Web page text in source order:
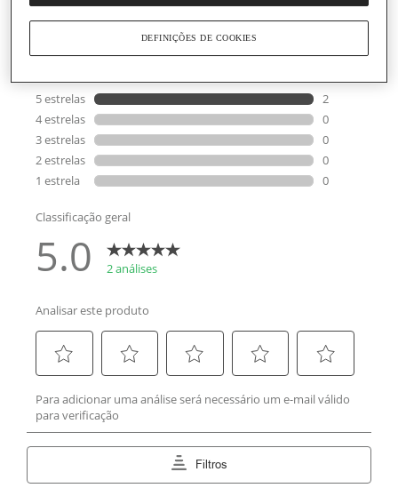
médio
de
Read
Reviews.
Link
mesma
DEFINIÇÕES DE COOKIES